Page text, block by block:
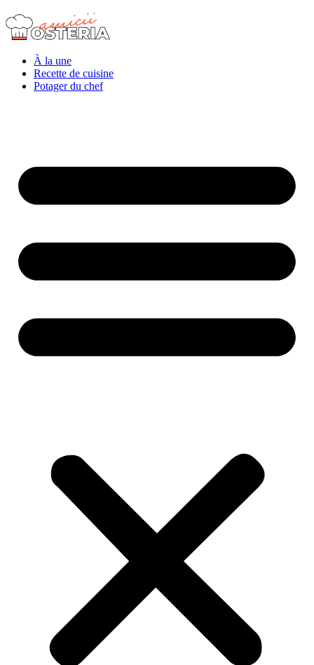
À la une
Recette de cuisine
Potager du chef